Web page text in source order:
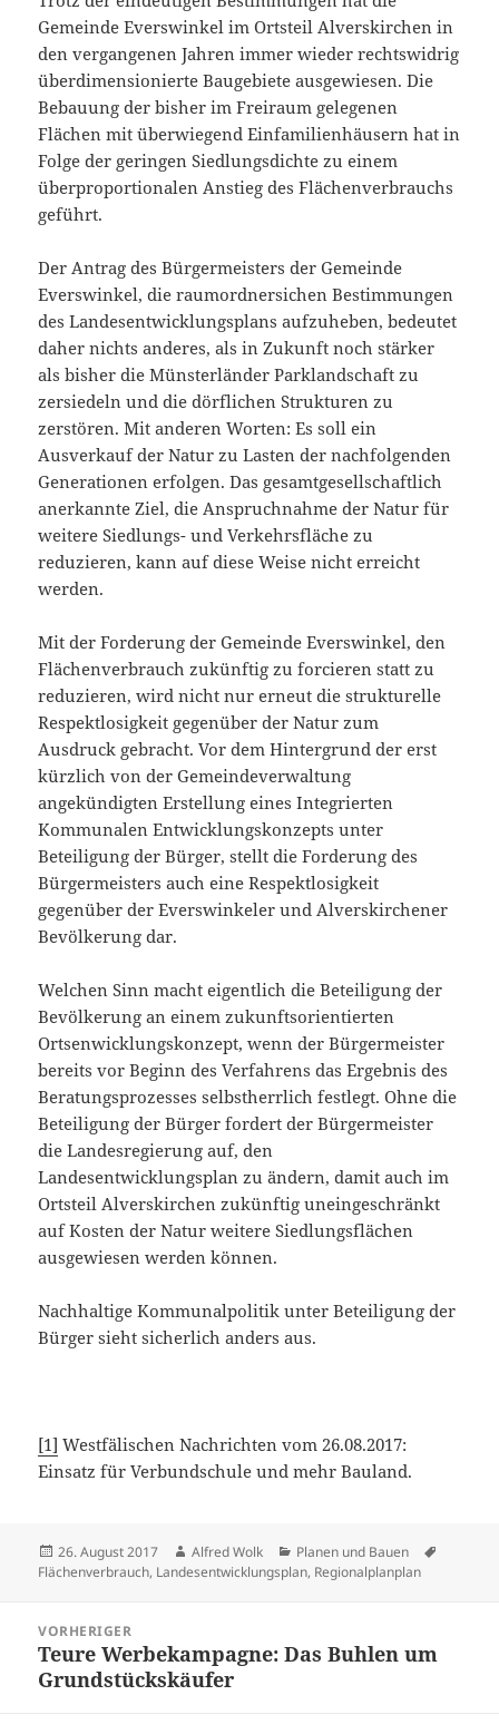
Gemeinde Everswinkel im Ortsteil Alverskirchen in
den vergangenen Jahren immer wieder rechtswidrig
überdimensionierte Baugebiete ausgewiesen. Die
Bebauung der bisher im Freiraum gelegenen
Flächen mit überwiegend Einfamilienhäusern hat in
Folge der geringen Siedlungsdichte zu einem
überproportionalen Anstieg des Flächenverbrauchs
geführt.
Der Antrag des Bürgermeisters der Gemeinde
Everswinkel, die raumordnersichen Bestimmungen
des Landesentwicklungsplans aufzuheben, bedeutet
daher nichts anderes, als in Zukunft noch stärker
als bisher die Münsterländer Parklandschaft zu
zersiedeln und die dörflichen Strukturen zu
zerstören. Mit anderen Worten: Es soll ein
Ausverkauf der Natur zu Lasten der nachfolgenden
Generationen erfolgen. Das gesamtgesellschaftlich
anerkannte Ziel, die Anspruchnahme der Natur für
weitere Siedlungs- und Verkehrsfläche zu
reduzieren, kann auf diese Weise nicht erreicht
werden.
Mit der Forderung der Gemeinde Everswinkel, den
Flächenverbrauch zukünftig zu forcieren statt zu
reduzieren, wird nicht nur erneut die strukturelle
Respektlosigkeit gegenüber der Natur zum
Ausdruck gebracht. Vor dem Hintergrund der erst
kürzlich von der Gemeindeverwaltung
angekündigten Erstellung eines Integrierten
Kommunalen Entwicklungskonzepts unter
Beteiligung der Bürger, stellt die Forderung des
Bürgermeisters auch eine Respektlosigkeit
gegenüber der Everswinkeler und Alverskirchener
Bevölkerung dar.
Welchen Sinn macht eigentlich die Beteiligung der
Bevölkerung an einem zukunftsorientierten
Ortsenwicklungskonzept, wenn der Bürgermeister
bereits vor Beginn des Verfahrens das Ergebnis des
Beratungsprozesses selbstherrlich festlegt. Ohne die
Beteiligung der Bürger fordert der Bürgermeister
die Landesregierung auf, den
Landesentwicklungsplan zu ändern, damit auch im
Ortsteil Alverskirchen zukünftig uneingeschränkt
auf Kosten der Natur weitere Siedlungsflächen
ausgewiesen werden können.
Nachhaltige Kommunalpolitik unter Beteiligung der
Bürger sieht sicherlich anders aus.
[1] Westfälischen Nachrichten vom 26.08.2017:
Einsatz für Verbundschule und mehr Bauland.
Veröffentlicht
am
26. August 2017 Autor
Alfred Wolk Kategorien
Planen und Bauen
Flächenverbrauch, Landesentwicklungsplan, Regionalplanplan
VORHERIGER
Vorheriger
Beitrag:
Teure Werbekampagne: Das Buhlen um
Grundstückskäufer